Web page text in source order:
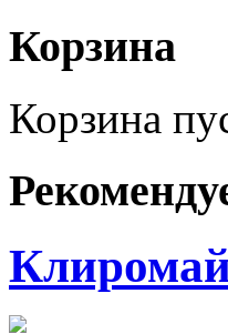
Корзина
Корзина